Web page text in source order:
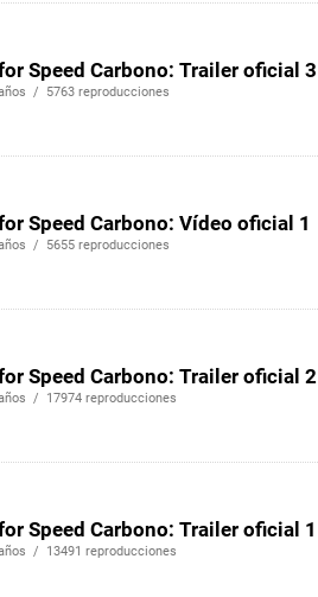
Speed Carbono: Trailer oficial 3
/ 5763 reproducciones
Speed Carbono: Vídeo oficial 1
/ 5655 reproducciones
Speed Carbono: Trailer oficial 2
/ 17974 reproducciones
Speed Carbono: Trailer oficial 1
/ 13491 reproducciones